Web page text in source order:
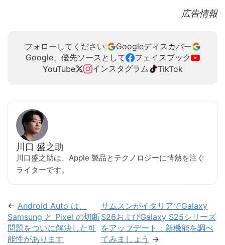
広告情報
フォローしてください:
Googleディスカバー
Google、優先ソースとして
フェイスブック
YouTube
インスタグラム TikTok
川口 盛之助
川口盛之助は、Apple 製品とテクノロジーに情熱を注ぐ
ライターです。
← Android Auto は、
Samsung と Pixel の切断
問題をついに解決した可
能性があります
サムスンがイタリアでGalaxy
S26およびGalaxy S25シリーズ
をアップデート：新機能を調べ
てみましょう →